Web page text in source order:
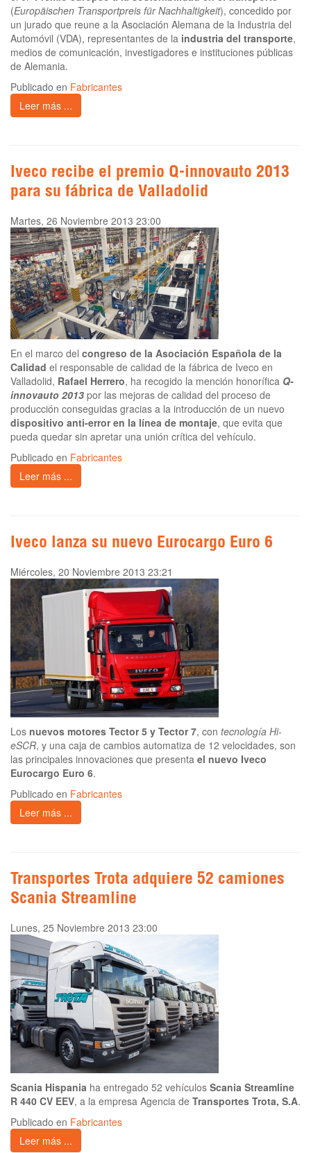
(Europäischen Transportpreis für Nachhaltigkeit), concedido por
un jurado que reune a la Asociación Alemana de la Industria del
Automóvil (VDA), representantes de la industria del transporte,
medios de comunicación, investigadores e instituciones públicas
de Alemania.
Publicado en Fabricantes
Leer más ...
Iveco recibe el premio Q-innovauto 2013
para su fábrica de Valladolid
Martes, 26 Noviembre 2013 23:00
En el marco del congreso de la Asociación Española de la
Calidad el responsable de calidad de la fábrica de Iveco en
Valladolid, Rafael Herrero, ha recogido la mención honorífica Q-
innovauto 2013 por las mejoras de calidad del proceso de
producción conseguidas gracias a la introducción de un nuevo
dispositivo anti-error en la línea de montaje, que evita que
pueda quedar sin apretar una unión crítica del vehículo.
Publicado en Fabricantes
Leer más ...
Iveco lanza su nuevo Eurocargo Euro 6
Miércoles, 20 Noviembre 2013 23:21
Los nuevos motores Tector 5 y Tector 7, con tecnología Hi-
eSCR, y una caja de cambios automatiza de 12 velocidades, son
las principales innovaciones que presenta el nuevo Iveco
Eurocargo Euro 6.
Publicado en Fabricantes
Leer más ...
Transportes Trota adquiere 52 camiones
Scania Streamline
Lunes, 25 Noviembre 2013 23:00
Scania Hispania ha entregado 52 vehículos Scania Streamline
R 440 CV EEV, a la empresa Agencia de Transportes Trota, S.A.
Publicado en Fabricantes
Leer más ...